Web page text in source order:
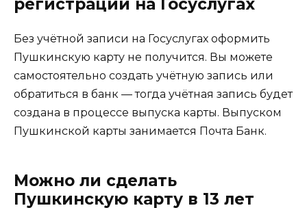
регистрации на Госуслугах
Без учётной записи на Госуслугах оформить
Пушкинскую карту не получится. Вы можете
самостоятельно создать учётную запись или
обратиться в банк — тогда учётная запись будет
создана в процессе выпуска карты. Выпуском
Пушкинской карты занимается Почта Банк.
Можно ли сделать
Пушкинскую карту в 13 лет